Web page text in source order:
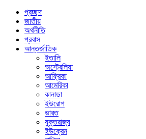
প্রচ্ছদ
জাতীয়
অর্থনীতি
প্রবাস
আন্তর্জাতিক
ইতালি
অস্ট্রেলিয়া
আফ্রিকা
আমেরিকা
কানাডা
ইউরোপ
ভারত
যুক্তরাজ্য
ইউক্রেন